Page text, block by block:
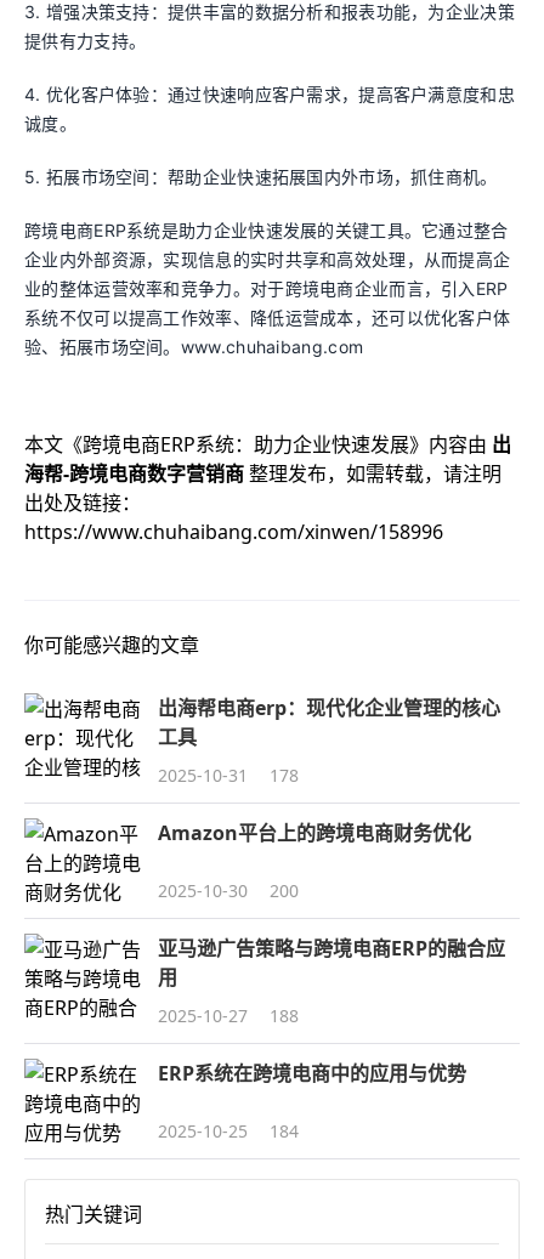
3. 增强决策支持：提供丰富的数据分析和报表功能，为企业决策
提供有力支持。
4. 优化客户体验：通过快速响应客户需求，提高客户满意度和忠
诚度。
5. 拓展市场空间：帮助企业快速拓展国内外市场，抓住商机。
跨境电商ERP系统是助力企业快速发展的关键工具。它通过整合
企业内外部资源，实现信息的实时共享和高效处理，从而提高企
业的整体运营效率和竞争力。对于跨境电商企业而言，引入ERP
系统不仅可以提高工作效率、降低运营成本，还可以优化客户体
验、拓展市场空间。www.chuhaibang.com
本文《跨境电商ERP系统：助力企业快速发展》内容由 出
海帮-跨境电商数字营销商整理发布，如需转载，请注明
出处及链接：
https://www.chuhaibang.com/xinwen/158996
你可能感兴趣的文章
出海帮电商erp：现代化企业管理的核心
工具
2025-10-31 178
Amazon平台上的跨境电商财务优化
2025-10-30 200
亚马逊广告策略与跨境电商ERP的融合应
用
2025-10-27 188
ERP系统在跨境电商中的应用与优势
2025-10-25 184
热门关键词